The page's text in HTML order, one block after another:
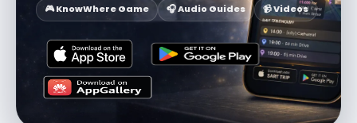
🎮 KnowWhere Game
🎧 Audio Guides 📹 Videos